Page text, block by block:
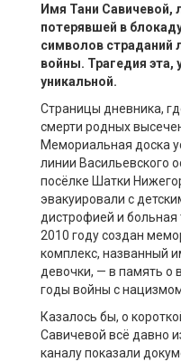
Имя Тани Савичевой,
потерявшей в
символов страданий
войны. Трагедия эта,
уникальной.
Страницы дневника,
смерти родных
Мемориальная доска
линии Васильевского
посёлке Шатки
эвакуировали с
дистрофией и больная
2010 году создан
комплекс, названный
девочки, — в память о
годы войны с
Казалось бы, о
Савичевой всё давно
каналу показали